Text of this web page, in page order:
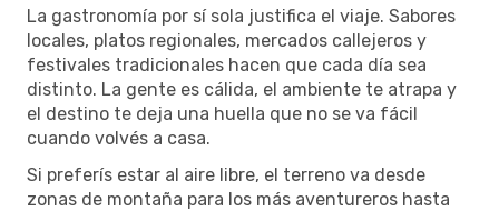
La gastronomía por sí sola justifica el viaje. Sabores
locales, platos regionales, mercados callejeros y
festivales tradicionales hacen que cada día sea
distinto. La gente es cálida, el ambiente te atrapa y
el destino te deja una huella que no se va fácil
cuando volvés a casa.
Si preferís estar al aire libre, el terreno va desde
zonas de montaña para los más aventureros hasta